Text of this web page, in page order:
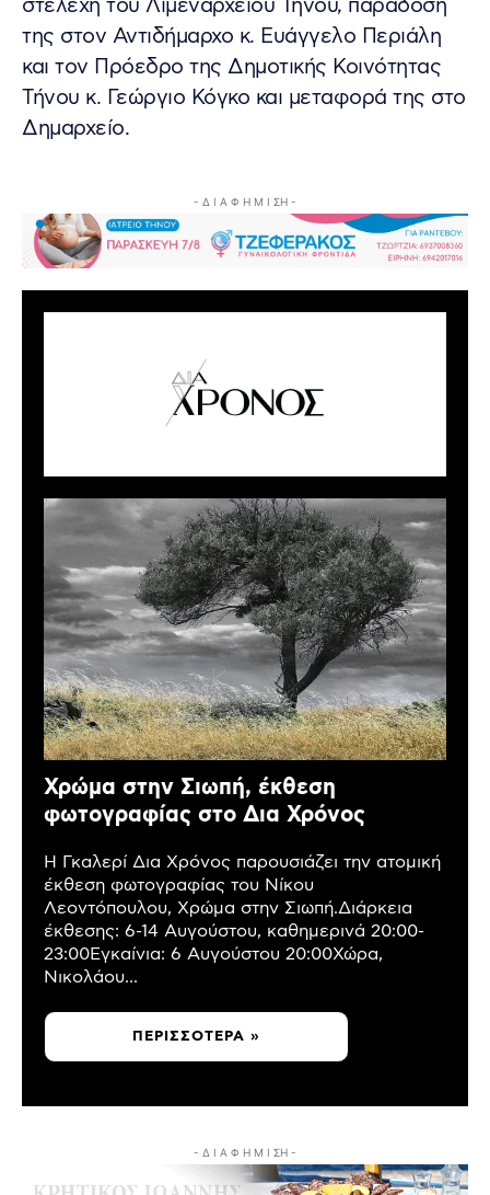
στελέχη του Λιμεναρχείου Τήνου, παράδοσή
της στον Αντιδήμαρχο κ. Ευάγγελο Περιάλη
και τον Πρόεδρο της Δημοτικής Κοινότητας
Τήνου κ. Γεώργιο Κόγκο και μεταφορά της στο
Δημαρχείο.
- Δ Ι Α Φ Η Μ Ι ΣΗ -
Χρώμα στην Σιωπή, έκθεση
φωτογραφίας στο Δια Χρόνος
Η Γκαλερί Δια Χρόνος παρουσιάζει την ατομική
έκθεση φωτογραφίας του Νίκου
Λεοντόπουλου, Χρώμα στην Σιωπή.Διάρκεια
έκθεσης: 6-14 Αυγούστου, καθημερινά 20:00-
23:00Εγκαίνια: 6 Αυγούστου 20:00Χώρα,
Νικολάου...
ΠΕΡΙΣΣΌΤΕΡΑ »
- Δ Ι Α Φ Η Μ Ι ΣΗ -